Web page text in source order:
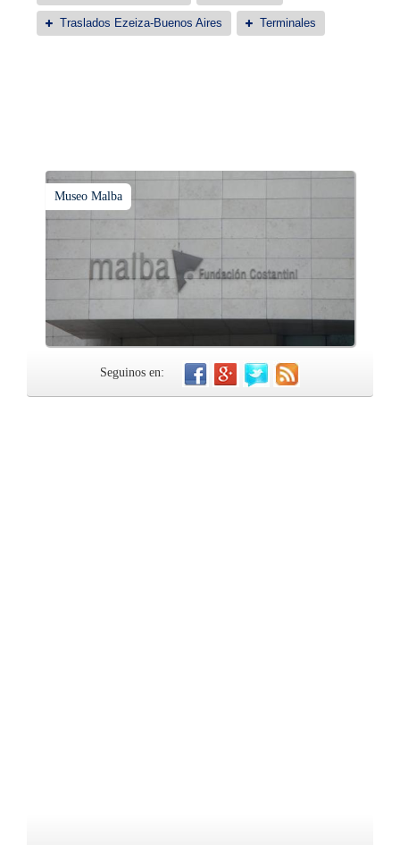
Traslados Ezeiza-Buenos Aires Terminales
Museo Malba
Seguinos en: